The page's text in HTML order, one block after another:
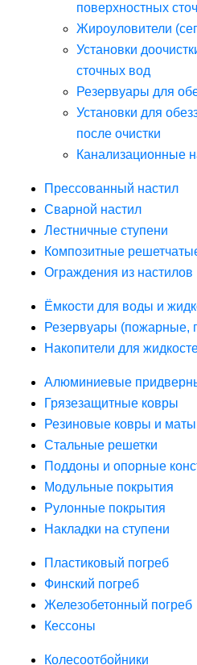
поверхностных
Жироуловители
Установки
сточных вод
Резервуары для
Установки для
после очистки
Канализационные
Прессованный настил
Сварной настил
Лестничные ступени
Композитные
Ограждения из настилов
Ёмкости для воды и
Резервуары (пожарные,
Накопители для
Алюминиевые
Грязезащитные ковры
Резиновые ковры и маты
Стальные решетки
Поддоны и опорные
Модульные покрытия
Рулонные покрытия
Накладки на ступени
Пластиковый погреб
Финский погреб
Железобетонный погреб
Кессоны
Колесоотбойники